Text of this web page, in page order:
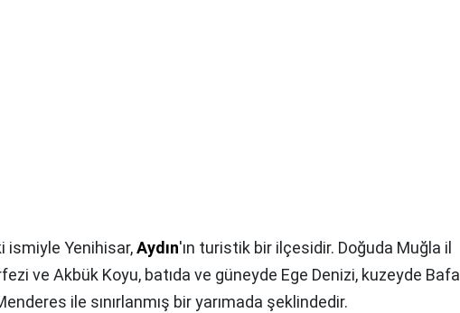
ismiyle Yenihisar,Aydın'ın turistik bir ilçesidir. Doğuda Muğla il
ve Akbük Koyu, batıda ve güneyde Ege Denizi, kuzeyde Bafa
ile sınırlanmış bir yarımada şeklindedir.